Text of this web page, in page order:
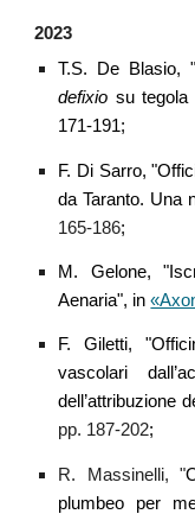
2023
T.S. De Blasio,
defixio su
171-191;
F. Di Sarro,
da Taranto. Una
165-186;
M. Gelone, "
Aenaria", in
F. Giletti, "
vascolari
dell’attribuzione
pp. 187-202;
R. Massinelli, "
plumbeo per